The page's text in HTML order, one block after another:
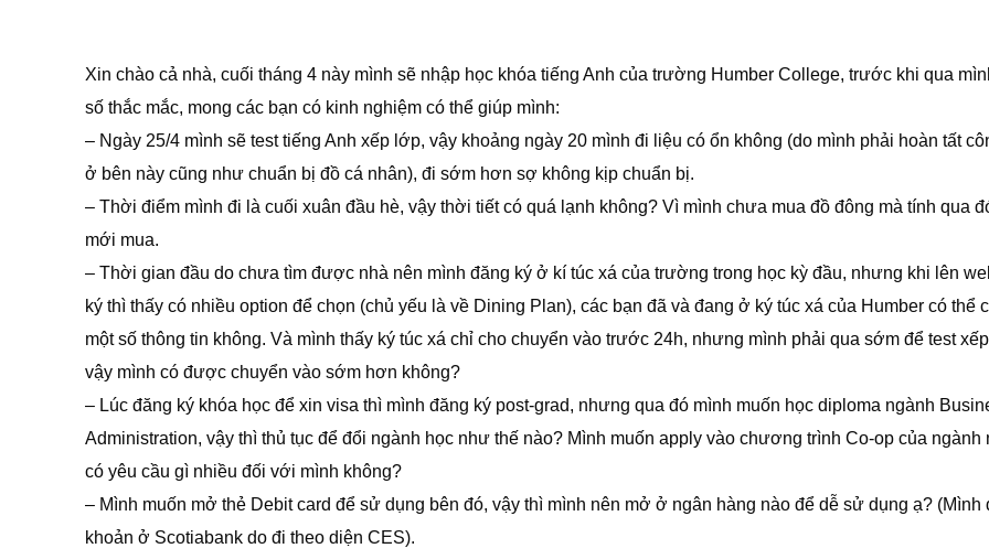
Xin chào cả nhà, cuối tháng 4 này mình sẽ nhập học khóa tiếng Anh của trường Humber College, trước khi qua
số thắc mắc, mong các bạn có kinh nghiệm có thể giúp mình:
– Ngày 25/4 mình sẽ test tiếng Anh xếp lớp, vậy khoảng ngày 20 mình đi liệu có ổn không (do mình phải hoàn tất
ở bên này cũng như chuẩn bị đồ cá nhân), đi sớm hơn sợ không kịp chuẩn bị.
– Thời điểm mình đi là cuối xuân đầu hè, vậy thời tiết có quá lạnh không? Vì mình chưa mua đồ đông mà tính qua
mới mua.
– Thời gian đầu do chưa tìm được nhà nên mình đăng ký ở kí túc xá của trường trong học kỳ đầu, nhưng khi lên
ký thì thấy có nhiều option để chọn (chủ yếu là về Dining Plan), các bạn đã và đang ở ký túc xá của Humber có thể
một số thông tin không. Và mình thấy ký túc xá chỉ cho chuyển vào trước 24h, nhưng mình phải qua sớm để test
vậy mình có được chuyển vào sớm hơn không?
– Lúc đăng ký khóa học để xin visa thì mình đăng ký post-grad, nhưng qua đó mình muốn học diploma ngành
Administration, vậy thì thủ tục để đổi ngành học như thế nào? Mình muốn apply vào chương trình Co-op của ngành
có yêu cầu gì nhiều đối với mình không?
– Mình muốn mở thẻ Debit card để sử dụng bên đó, vậy thì mình nên mở ở ngân hàng nào để dễ sử dụng ạ? (Mình
khoản ở Scotiabank do đi theo diện CES).